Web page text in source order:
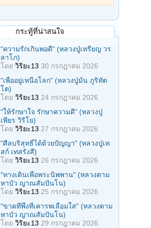
กระทู้ที่น่าสนใจ
"ความรักเกินพอดี" (หลวงปู่เหรียญ วร
ลาโภ)
โดย วิริยะ13 30 กรกฎาคม 2026
"เพื่ออยู่เหนือโลก" (หลวงปู่มั่น ภูริทัต
โต)
โดย วิริยะ13 24 กรกฎาคม 2026
"ให้รักษาใจ รักษาความดี" (หลวงปู่
เพียร วิริโย)
โดย วิริยะ13 27 กรกฎาคม 2026
"ศีลบริสุทธิ์ได้ด้วยปัญญา" (หลวงปู่เท
สก์ เทสรังสี)
โดย วิริยะ13 26 กรกฎาคม 2026
"ทางเดินเพื่อพระนิพพาน" (หลวงตาม
หาบัว ญาณสัมปันโน)
โดย วิริยะ13 25 กรกฎาคม 2026
"ขาดที่พึ่งที่เคารพเลื่อมใส" (หลวงตาม
หาบัว ญาณสัมปันโน)
โดย วิริยะ13 29 กรกฎาคม 2026